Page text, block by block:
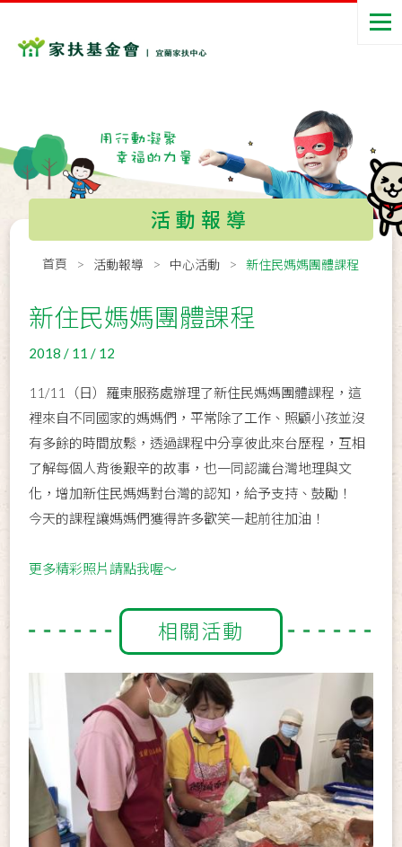
活動報導
首頁 活動報導 中心活動 新住民媽媽團體課程
新住民媽媽團體課程
2018 / 11 / 12
11/11（日）羅東服務處辦理了新住民媽媽團體課程，這
裡來自不同國家的媽媽們，平常除了工作、照顧小孩並沒
有多餘的時間放鬆，透過課程中分享彼此來台歷程，互相
了解每個人背後艱辛的故事，也一同認識台灣地理與文
化，增加新住民媽媽對台灣的認知，給予支持、鼓勵！
今天的課程讓媽媽們獲得許多歡笑一起前往加油！
更多精彩照片請點我喔～
相關活動